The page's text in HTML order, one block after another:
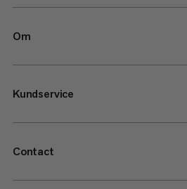
Om
Kundservice
Contact